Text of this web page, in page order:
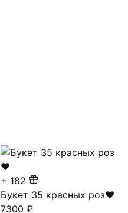
+ 182
Букет 35 красных роз❤
7300₽